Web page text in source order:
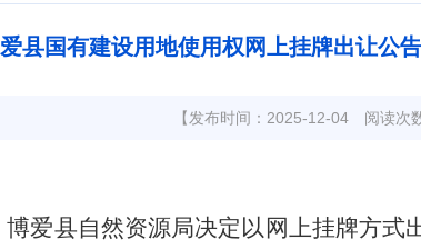
县国有建设用地使用权网上挂牌出让公
【发布时间：2025-12-04 阅读次
爱县自然资源局决定以网上挂牌方式